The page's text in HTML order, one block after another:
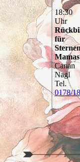
18:30
Uhr
für
Canan
Tel.
0178/